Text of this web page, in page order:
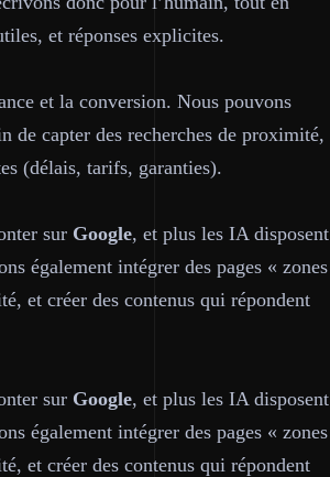
et réponses explicites.
et la conversion. Nous pouvons
de capter des recherches de proximité,
(délais, tarifs, garanties).
sur Google, et plus les IA disposent
également intégrer des pages « zones
et créer des contenus qui répondent
sur Google, et plus les IA disposent
également intégrer des pages « zones
et créer des contenus qui répondent